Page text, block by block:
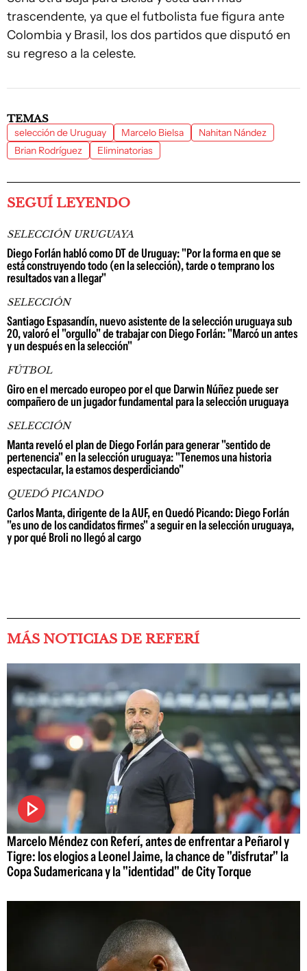
trascendente, ya que el futbolista fue figura ante
Colombia y Brasil, los dos partidos que disputó en
su regreso a la celeste.
TEMAS
selección de Uruguay Marcelo Bielsa
Nahitan Nández
Brian Rodríguez
Eliminatorias
SEGUÍ LEYENDO
SELECCIÓN URUGUAYA
Diego Forlán habló como DT de Uruguay: "Por la forma en que se
está construyendo todo (en la selección), tarde o temprano los
resultados van a llegar"
SELECCIÓN
Santiago Espasandín, nuevo asistente de la selección uruguaya sub
20, valoró el "orgullo" de trabajar con Diego Forlán: "Marcó un antes
y un después en la selección"
FÚTBOL
Giro en el mercado europeo por el que Darwin Núñez puede ser
compañero de un jugador fundamental para la selección uruguaya
SELECCIÓN
Manta reveló el plan de Diego Forlán para generar "sentido de
pertenencia" en la selección uruguaya: "Tenemos una historia
espectacular, la estamos desperdiciando"
QUEDÓ PICANDO
Carlos Manta, dirigente de la AUF, en Quedó Picando: Diego Forlán
"es uno de los candidatos firmes" a seguir en la selección uruguaya,
y por qué Broli no llegó al cargo
MÁS NOTICIAS DE REFERÍ
Marcelo Méndez con Referí, antes de enfrentar a Peñarol y
Tigre: los elogios a Leonel Jaime, la chance de "disfrutar" la
Copa Sudamericana y la "identidad" de City Torque